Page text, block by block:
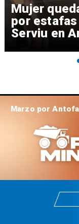
Mujer
por
Serviu en
Marzo por